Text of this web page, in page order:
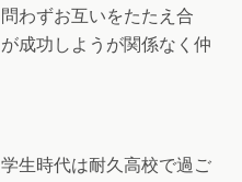
わずお互いをたたえ合
成功しようが関係なく仲
生時代は耐久高校で過ご